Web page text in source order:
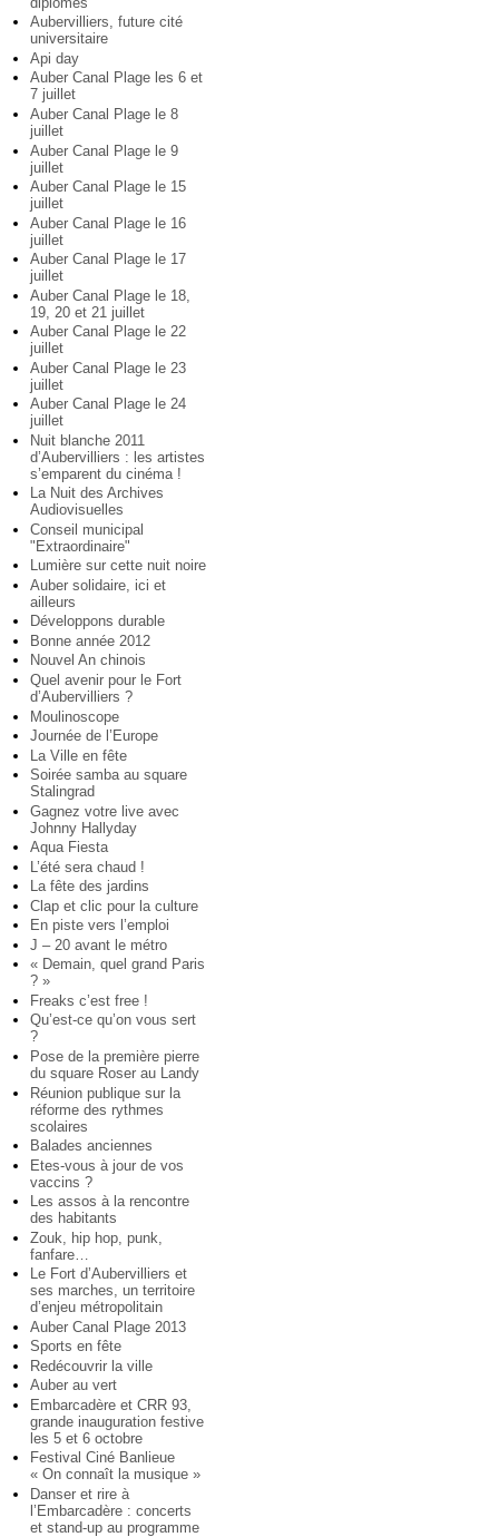
Aubervilliers, future cité
universitaire
Api day
Auber Canal Plage les 6 et
7 juillet
Auber Canal Plage le 8
juillet
Auber Canal Plage le 9
juillet
Auber Canal Plage le 15
juillet
Auber Canal Plage le 16
juillet
Auber Canal Plage le 17
juillet
Auber Canal Plage le 18,
19, 20 et 21 juillet
Auber Canal Plage le 22
juillet
Auber Canal Plage le 23
juillet
Auber Canal Plage le 24
juillet
Nuit blanche 2011
d’Aubervilliers : les artistes
s’emparent du cinéma !
La Nuit des Archives
Audiovisuelles
Conseil municipal
"Extraordinaire"
Lumière sur cette nuit noire
Auber solidaire, ici et
ailleurs
Développons durable
Bonne année 2012
Nouvel An chinois
Quel avenir pour le Fort
d’Aubervilliers ?
Moulinoscope
Journée de l’Europe
La Ville en fête
Soirée samba au square
Stalingrad
Gagnez votre live avec
Johnny Hallyday
Aqua Fiesta
L’été sera chaud !
La fête des jardins
Clap et clic pour la culture
En piste vers l’emploi
J – 20 avant le métro
« Demain, quel grand Paris
? »
Freaks c’est free !
Qu’est-ce qu’on vous sert
?
Pose de la première pierre
du square Roser au Landy
Réunion publique sur la
réforme des rythmes
scolaires
Balades anciennes
Etes-vous à jour de vos
vaccins ?
Les assos à la rencontre
des habitants
Zouk, hip hop, punk,
fanfare…
Le Fort d’Aubervilliers et
ses marches, un territoire
d’enjeu métropolitain
Auber Canal Plage 2013
Sports en fête
Redécouvrir la ville
Auber au vert
Embarcadère et CRR 93,
grande inauguration festive
les 5 et 6 octobre
Festival Ciné Banlieue
« On connaît la musique »
Danser et rire à
l’Embarcadère : concerts
et stand-up au programme